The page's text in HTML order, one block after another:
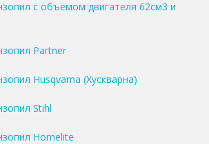
с объемом двигателя 62см3 и
Partner
Husqvarna (Хускварна)
Stihl
Homelite